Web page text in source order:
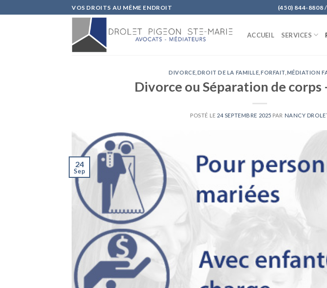
to
VOS DROITS AU MÊME ENDROIT (450) 844-8808
ACCUEIL SERVICES
DIVORCE DROIT DE LA FAMILLE ,FORFAIT MÉDIATION
Divorce ou Séparation de corps
POSTÉ LE 24 SEPTEMBRE 2025 PAR NANCY
24
Sep